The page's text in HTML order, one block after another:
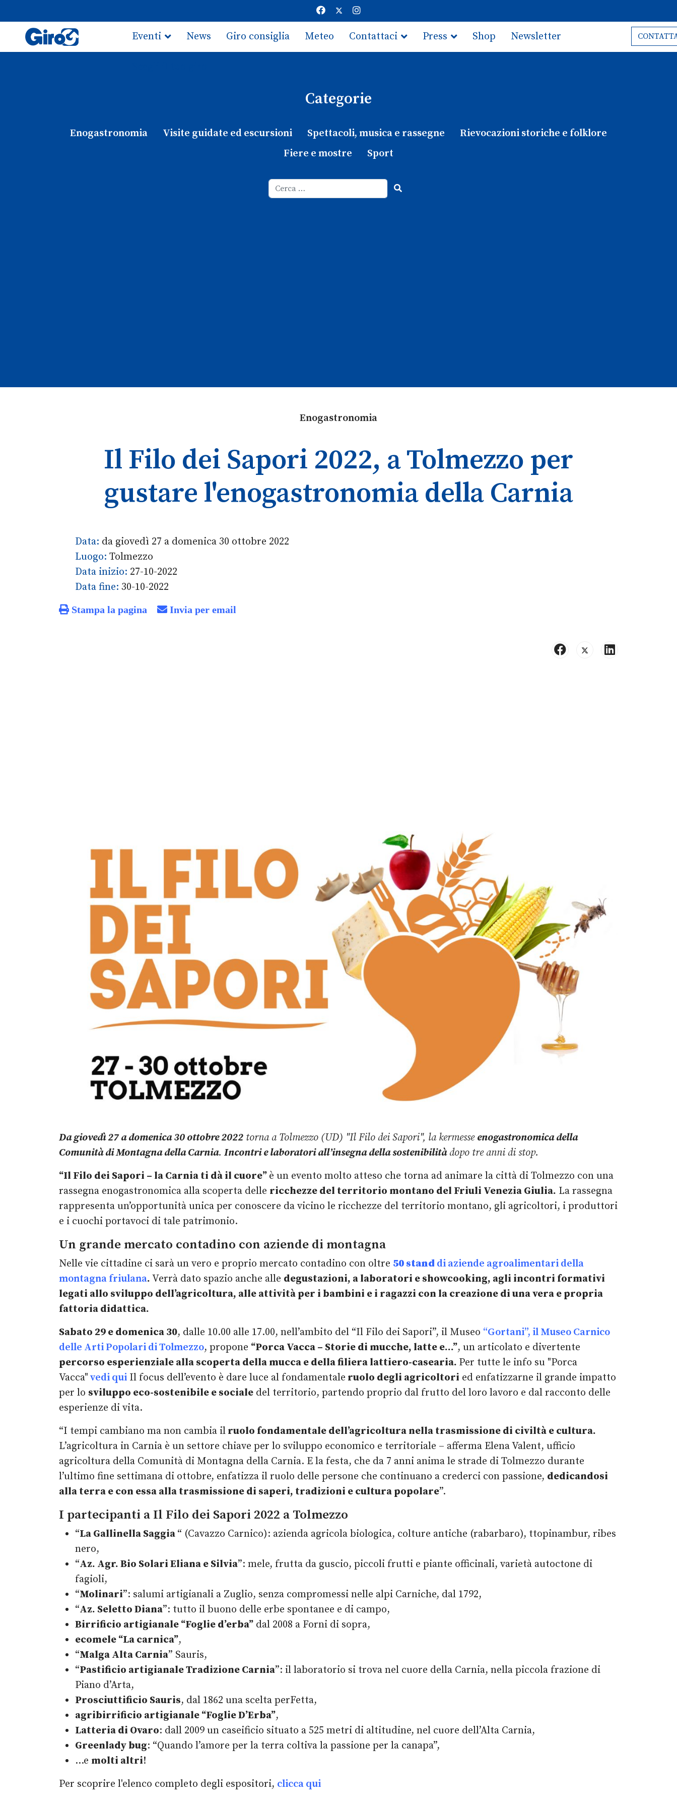
Eventi News Giro consiglia Meteo Contattaci Press Shop Newsletter
Categorie
Enogastronomia Visite guidate ed escursioni Spettacoli, musica e rassegne
Rievocazioni storiche e folklore
Fiere e mostre
Sport
Enogastronomia
Il Filo dei Sapori 2022, a Tolmezzo per
gustare l'enogastronomia della Carnia
Data: da giovedì 27 a domenica 30 ottobre 2022
Luogo: Tolmezzo
Data inizio: 27-10-2022
Data fine: 30-10-2022
Stampa la pagina Invia per email
Da giovedì 27 a domenica 30 ottobre 2022 torna a Tolmezzo (UD) "Il Filo dei Sapori", la kermesse enogastronomica della
Comunità di Montagna della Carnia. Incontri e laboratori all’insegna della sostenibilitàdopo tre anni di stop.
“Il Filo dei Sapori – la Carnia ti dà il cuore” è un evento molto atteso che torna ad animare la città di Tolmezzo con una
rassegna enogastronomica alla scoperta delle ricchezze del territorio montano del Friuli Venezia Giulia. La rassegna
rappresenta un’opportunità unica per conoscere da vicino le ricchezze del territorio montano, gli agricoltori, i produttori
e i cuochi portavoci di tale patrimonio.
Un grande mercato contadino con aziende di montagna
Nelle vie cittadine ci sarà un vero e proprio mercato contadino con oltre 50 stand di aziende agroalimentari della
montagna friulana. Verrà dato spazio anche alle degustazioni, a laboratori e showcooking, agli incontri formativi
legati allo sviluppo dell’agricoltura, alle attività per i bambini e i ragazzi con la creazione di una vera e propria
fattoria didattica.
Sabato 29 e domenica 30, dalle 10.00 alle 17.00, nell’ambito del “Il Filo dei Sapori”, il Museo “Gortani”, il Museo Carnico
delle Arti Popolari di Tolmezzo, propone “Porca Vacca – Storie di mucche, latte e…”, un articolato e divertente
percorso esperienziale alla scoperta della mucca e della filiera lattiero-casearia. Per tutte le info su "Porca
Vacca" vedi qui Il focus dell’evento è dare luce al fondamentale ruolo degli agricoltori ed enfatizzarne il grande impatto
per lo sviluppo eco-sostenibile e sociale del territorio, partendo proprio dal frutto del loro lavoro e dal racconto delle
esperienze di vita.
“I tempi cambiano ma non cambia il ruolo fondamentale dell’agricoltura nella trasmissione di civiltà e cultura.
L’agricoltura in Carnia è un settore chiave per lo sviluppo economico e territoriale – afferma Elena Valent, ufficio
agricoltura della Comunità di Montagna della Carnia. E la festa, che da 7 anni anima le strade di Tolmezzo durante
l’ultimo fine settimana di ottobre, enfatizza il ruolo delle persone che continuano a crederci con passione, dedicandosi
alla terra e con essa alla trasmissione di saperi, tradizioni e cultura popolare”.
I partecipanti a Il Filo dei Sapori 2022 a Tolmezzo
“La Gallinella Saggia “ (Cavazzo Carnico): azienda agricola biologica, colture antiche (rabarbaro), ttopinambur, ribes
nero,
“Az. Agr. Bio Solari Eliana e Silvia”: mele, frutta da guscio, piccoli frutti e piante officinali, varietà autoctone di
fagioli,
“Molinari”: salumi artigianali a Zuglio, senza compromessi nelle alpi Carniche, dal 1792,
“Az. Seletto Diana”: tutto il buono delle erbe spontanee e di campo,
Birrificio artigianale “Foglie d’erba” dal 2008 a Forni di sopra,
ecomele “La carnica”,
“Malga Alta Carnia” Sauris,
“Pastificio artigianale Tradizione Carnia”: il laboratorio si trova nel cuore della Carnia, nella piccola frazione di
Piano d’Arta,
Prosciuttificio Sauris, dal 1862 una scelta perFetta,
agribirrificio artigianale “Foglie D’Erba”,
Latteria di Ovaro: dall 2009 un caseificio situato a 525 metri di altitudine, nel cuore dell’Alta Carnia,
Greenlady bug: “Quando l’amore per la terra coltiva la passione per la canapa”,
…e molti altri!
Per scoprire l'elenco completo degli espositori, clicca qui